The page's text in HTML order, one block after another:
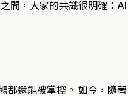
間，大家的共識很明確：
還能被掌控。 如今，隨